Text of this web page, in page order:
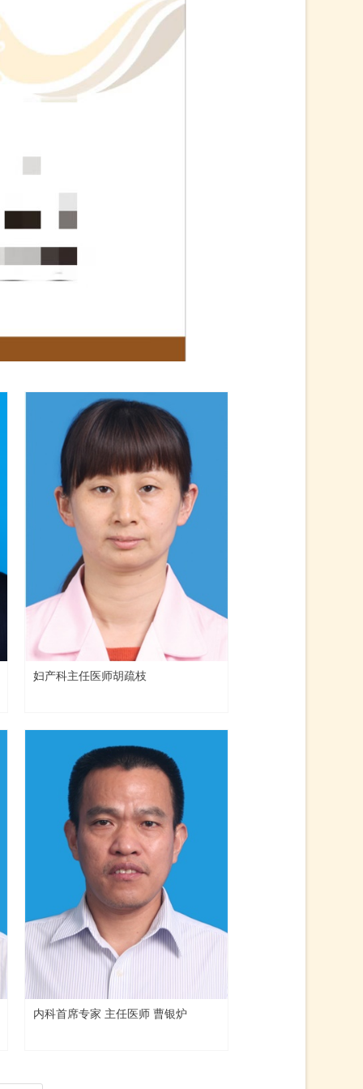
妇产科主任医师胡疏枝
内科首席专家 主任医师 曹银炉